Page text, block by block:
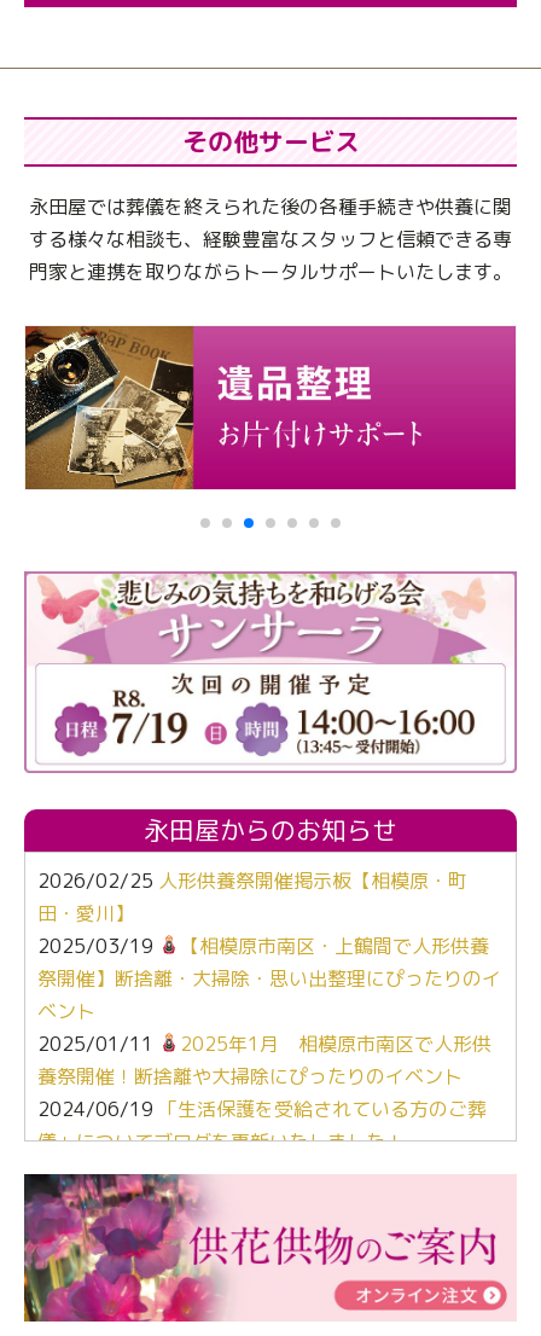
その他サービス
永田屋では葬儀を終えられた後の各種手続きや供養に関
する様々な相談も、 経験豊富なスタッフと信頼できる専
門家と連携を取りながらトータルサポートいたします。
永田屋からのお知らせ
2026/02/25 人形供養祭開催掲示板【相模原・町
田・愛川】
2025/03/19
【相模原市南区・上鶴間で人形供養
祭開催】断捨離・大掃除・思い出整理にぴったりのイ
ベント
2025/01/11
2025年1月 相模原市南区で人形供
養祭開催！断捨離や大掃除にぴったりのイベント
2024/06/19 「生活保護を受給されている方のご葬
儀」についてブログを更新いたしました！
2024/03/06【終活なるほど教室】「マンガで学
ぶ！はじめてのお葬式」小さな家族葬ハウス®町田成
瀬 ご参加ありがとうございました！
2024/01/19令和6年能登半島地震災害の寄付のご報
告